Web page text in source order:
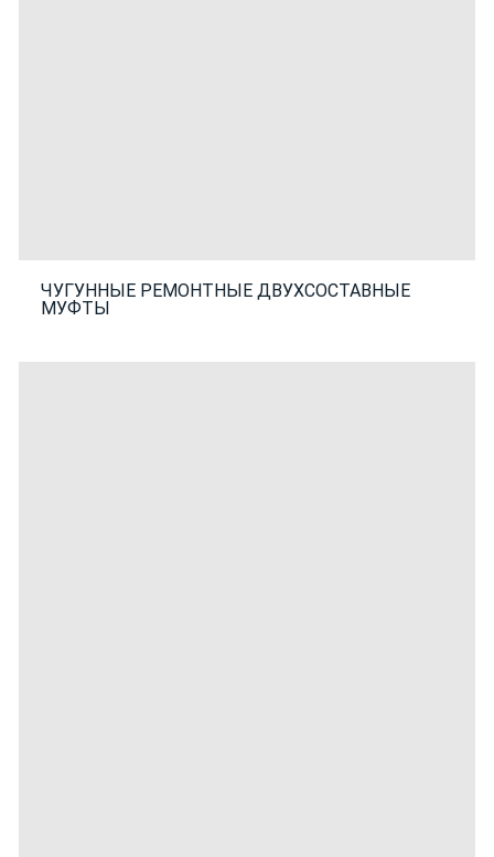
ЧУГУННЫЕ РЕМОНТНЫЕ ДВУХСОСТАВНЫЕ
МУФТЫ